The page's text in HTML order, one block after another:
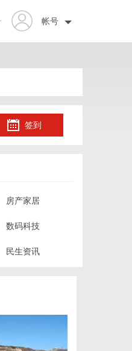
帐号
签到
房产家居
数码科技
民生资讯